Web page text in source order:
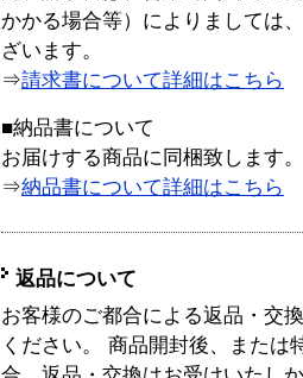
かかる場合等）によりましては
ざいます。
⇒請求書について詳細はこちら
■納品書について
お届けする商品に同梱致します。
⇒納品書について詳細はこちら
返品について
お客様のご都合による返品・交
ください。 商品開封後、または